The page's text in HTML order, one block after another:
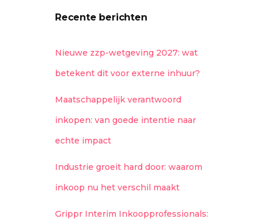
Recente berichten
Nieuwe zzp-wetgeving 2027: wat
betekent dit voor externe inhuur?
Maatschappelijk verantwoord
inkopen: van goede intentie naar
echte impact
Industrie groeit hard door: waarom
inkoop nu het verschil maakt
Grippr Interim Inkoopprofessionals: